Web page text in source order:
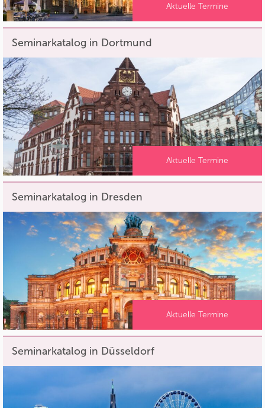
Aktuelle Termine
Seminarkatalog in Dortmund
Aktuelle Termine
Seminarkatalog in Dresden
Aktuelle Termine
Seminarkatalog in Düsseldorf